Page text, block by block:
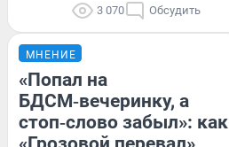
3 070 Обсудить
МНЕНИЕ
«Попал на
БДСМ‑вечеринку, а
стоп‑слово забыл»: как